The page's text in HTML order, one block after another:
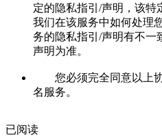
定的隐私指引/声明，该特
我们在该服务中如何处理
务的隐私指引/声明有不一
声明为准。
您必须完全同意以上协
名服务。
已阅读